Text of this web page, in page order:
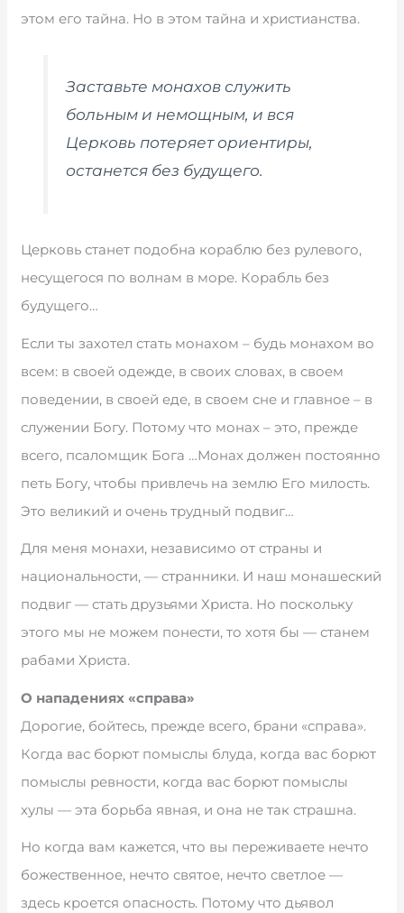
этом его тайна. Но в этом тайна и христианства.
Заставьте монахов служить
больным и немощным, и вся
Церковь потеряет ориентиры,
останется без будущего.
Церковь станет подобна кораблю без рулевого,
несущегося по волнам в море. Корабль без
будущего…
Если ты захотел стать монахом – будь монахом во
всем: в своей одежде, в своих словах, в своем
поведении, в своей еде, в своем сне и главное – в
служении Богу. Потому что монах – это, прежде
всего, псаломщик Бога …Монах должен постоянно
петь Богу, чтобы привлечь на землю Его милость.
Это великий и очень трудный подвиг…
Для меня монахи, независимо от страны и
национальности, — странники. И наш монашеский
подвиг — стать друзьями Христа. Но поскольку
этого мы не можем понести, то хотя бы — станем
рабами Христа.
О нападениях «справа»
Дорогие, бойтесь, прежде всего, брани «справа».
Когда вас борют помыслы блуда, когда вас борют
помыслы ревности, когда вас борют помыслы
хулы — эта борьба явная, и она не так страшна.
Но когда вам кажется, что вы переживаете нечто
божественное, нечто святое, нечто светлое —
здесь кроется опасность. Потому что дьявол